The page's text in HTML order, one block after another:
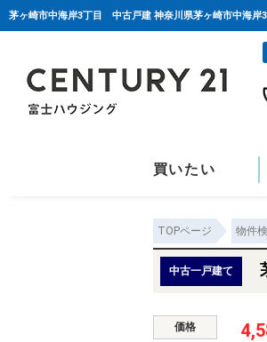
茅ヶ崎市中海岸3丁目 中古戸建 神奈川県茅ヶ崎市中海岸
買いたい
TOPページ 物件
中古一戸建て
価格